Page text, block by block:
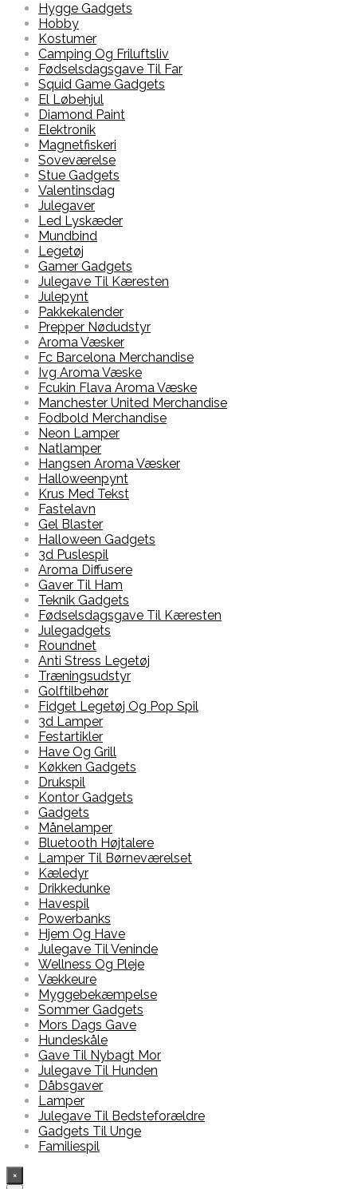
Hygge Gadgets
Hobby
Kostumer
Camping Og Friluftsliv
Fødselsdagsgave Til Far
Squid Game Gadgets
El Løbehjul
Diamond Paint
Elektronik
Magnetfiskeri
Soveværelse
Stue Gadgets
Valentinsdag
Julegaver
Led Lyskæder
Mundbind
Legetøj
Gamer Gadgets
Julegave Til Kæresten
Julepynt
Pakkekalender
Prepper Nødudstyr
Aroma Væsker
Fc Barcelona Merchandise
Ivg Aroma Væske
Fcukin Flava Aroma Væske
Manchester United Merchandise
Fodbold Merchandise
Neon Lamper
Natlamper
Hangsen Aroma Væsker
Halloweenpynt
Krus Med Tekst
Fastelavn
Gel Blaster
Halloween Gadgets
3d Puslespil
Aroma Diffusere
Gaver Til Ham
Teknik Gadgets
Fødselsdagsgave Til Kæresten
Julegadgets
Roundnet
Anti Stress Legetøj
Træningsudstyr
Golftilbehør
Fidget Legetøj Og Pop Spil
3d Lamper
Festartikler
Have Og Grill
Køkken Gadgets
Drukspil
Kontor Gadgets
Gadgets
Månelamper
Bluetooth Højtalere
Lamper Til Børneværelset
Kæledyr
Drikkedunke
Havespil
Powerbanks
Hjem Og Have
Julegave Til Veninde
Wellness Og Pleje
Vækkeure
Myggebekæmpelse
Sommer Gadgets
Mors Dags Gave
Hundeskåle
Gave Til Nybagt Mor
Julegave Til Hunden
Dåbsgaver
Lamper
Julegave Til Bedsteforældre
Gadgets Til Unge
Familiespil
×